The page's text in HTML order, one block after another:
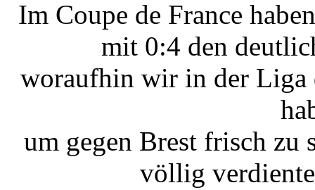
Im Coupe de France
mit 0:4 den
woraufhin wir in der Liga
um gegen Brest frisch
völlig